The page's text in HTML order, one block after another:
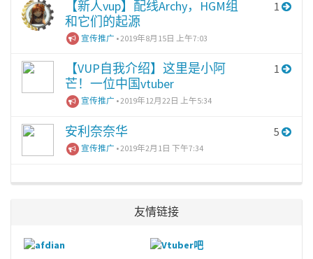
【新人vup】配线Archy，HGM组
和它们的起源
宣传推广 •2019年8月15日 上午7:03
1
【VUP自我介绍】这里是小阿
芒！一位中国vtuber
宣传推广 •2019年12月22日 上午5:34
1
安利奈奈华
宣传推广 •2019年2月1日 下午7:34
5
友情链接